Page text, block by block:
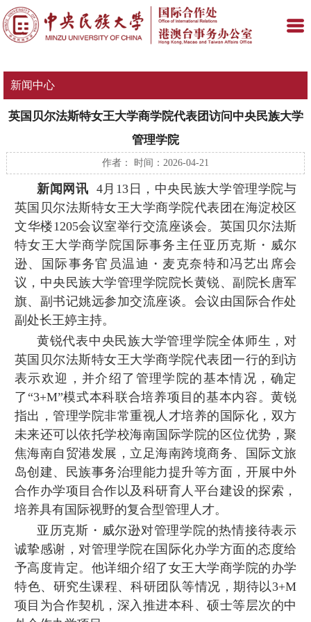
新闻中心
英国贝尔法斯特女王大学商学院代表团访问中央民族大学
管理学院
作者： 时间：2026-04-21
新闻网讯 4月13日，中央民族大学管理学院与
英国贝尔法斯特女王大学商学院代表团在海淀校区
文华楼1205会议室举行交流座谈会。英国贝尔法斯
特女王大学商学院国际事务主任亚历克斯・威尔
逊、国际事务官员温迪・麦克奈特和冯艺出席会
议，中央民族大学管理学院院长黄锐、副院长唐军
旗、副书记姚远参加交流座谈。会议由国际合作处
副处长王婷主持。
黄锐代表中央民族大学管理学院全体师生，对
英国贝尔法斯特女王大学商学院代表团一行的到访
表示欢迎，并介绍了管理学院的基本情况，确定
了“3+M”模式本科联合培养项目的基本内容。黄锐
指出，管理学院非常重视人才培养的国际化，双方
未来还可以依托学校海南国际学院的区位优势，聚
焦海南自贸港发展，立足海南跨境商务、国际文旅
岛创建、民族事务治理能力提升等方面，开展中外
合作办学项目合作以及科研育人平台建设的探索，
培养具有国际视野的复合型管理人才。
亚历克斯・威尔逊对管理学院的热情接待表示
诚挚感谢，对管理学院在国际化办学方面的态度给
予高度肯定。他详细介绍了女王大学商学院的办学
特色、研究生课程、科研团队等情况，期待以3+M
项目为合作契机，深入推进本科、硕士等层次的中